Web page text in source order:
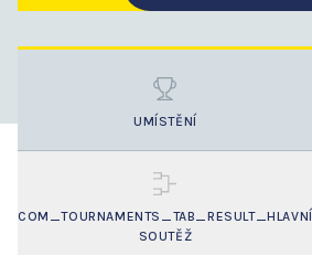
UMÍSTĚNÍ
COM_TOURNAMENTS_TAB_RESULT_HLAVNÍ
SOUTĚŽ